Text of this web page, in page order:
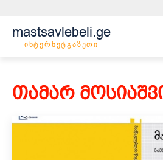
mastsavlebeli.ge
ინტერნეტგაზეთი
თამარ